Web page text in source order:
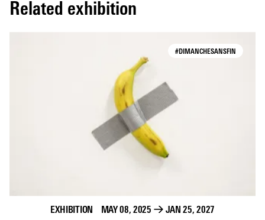
Related exhibition
#DIMANCHESANSFIN
EXHIBITION MAY 08, 2025 → JAN 25, 2027